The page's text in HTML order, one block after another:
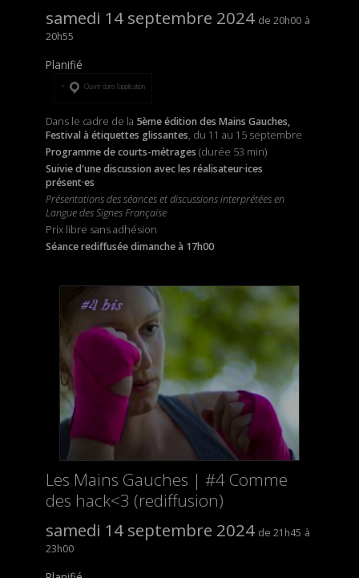
samedi 14 septembre 2024
20h00
20h55
Planifié
Ouvrir dans l’application
Dans le cadre de la 5ème édition des Mains Gauches,
Festival à étiquettes glissantes, du 11 au 15 septembre
Programme de courts-métrages (durée 53 min)
Suivie d'une discussion avec les réalisateur·ices
présent·es
Présentations des séances et discussions interprétées en
Langue des Signes Française
Prix libre sans adhésion
Séance rediffusée dimanche à 17h00
Les Mains Gauches | #4 Comme
des hack<3 (rediffusion)
samedi 14 septembre 2024
21h45
23h00